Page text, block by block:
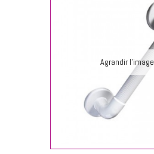
Agrandir l'image